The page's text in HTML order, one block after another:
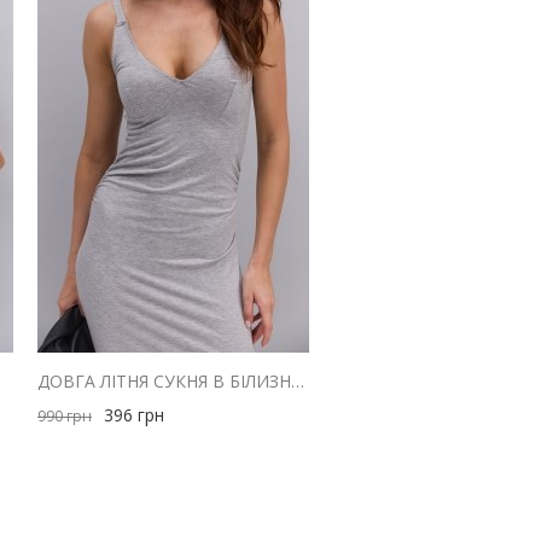
ДОВГА ЛІТНЯ СУКНЯ В БІЛИЗНЯНОМУ СТИЛІ СІРА МЕЛАНЖ
990грн 396 грн